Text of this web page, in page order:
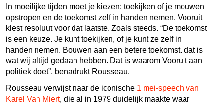
In moeilijke tijden moet je kiezen: toekijken of je mouwen
opstropen en de toekomst zelf in handen nemen. Vooruit
kiest resoluut voor dat laatste. Zoals steeds. “De toekomst
is een keuze. Je kunt toekijken, of je kunt ze zelf in
handen nemen. Bouwen aan een betere toekomst, dat is
wat wij altijd gedaan hebben. Dat is waarom Vooruit aan
politiek doet”, benadrukt Rousseau.
Rousseau verwijst naar de iconische 1 mei-speech van
Karel Van Miert, die al in 1979 duidelijk maakte waar